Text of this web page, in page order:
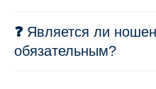
❓ Является ли
обязательным?